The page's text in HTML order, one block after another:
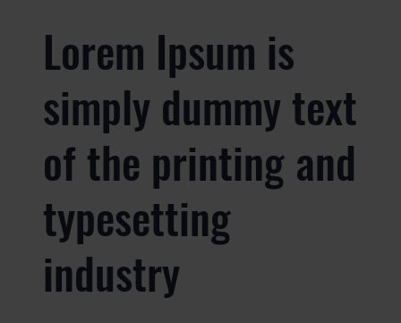
Lorem Ipsum is
simply dummy text
of the printing and
typesetting
industry